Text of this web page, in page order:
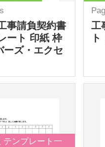
事請負契約書
ート 印紙 枠
ーズ・エクセ
工
テンプレート一